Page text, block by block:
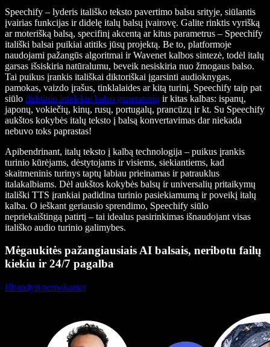
Speechify – lyderis itališko teksto pavertimo balsu srityje, siūlantis
įvairias funkcijas ir didelę italų balsų įvairovę. Galite rinktis vyrišką
ar moterišką balsą, specifinį akcentą ar kitus parametrus – Speechify
itališki balsai puikiai atitiks jūsų projektą. Be to, platformoje
naudojami pažangūs algoritmai ir Wavenet kalbos sintezė, todėl italų
garsas išsiskiria natūralumu, beveik nesiskiria nuo žmogaus balso.
Tai puikus įrankis itališkai diktoriškai įgarsinti audioknygas,
pamokas, vaizdo įrašus, tinklalaides ar kitą turinį. Speechify taip pat
siūlo dirbtinio intelekto balso generatorių ir kitas kalbas: ispanų,
japonų, vokiečių, kinų, rusų, portugalų, prancūzų ir kt. Su Speechify
aukštos kokybės italų teksto į balsą konvertavimas dar niekada
nebuvo toks paprastas!
Apibendrinant, italų teksto į kalbą technologija – puikus įrankis
turinio kūrėjams, dėstytojams ir visiems, siekiantiems, kad
skaitmeninis turinys taptų labiau prieinamas ir patrauklus
italakalbiams. Dėl aukštos kokybės balsų ir universalių pritaikymų
itališki TTS įrankiai padidina turinio pasiekiamumą ir poveikį italų
kalba. O ieškant geriausio sprendimo, Speechify siūlo
nepriekaištingą patirtį – tai idealus pasirinkimas išnaudojant visas
itališko audio turinio galimybes.
Mėgaukitės pažangiausiais AI balsais, neribotu failų
kiekiu ir 24/7 pagalba
Išbandyti nemokamai